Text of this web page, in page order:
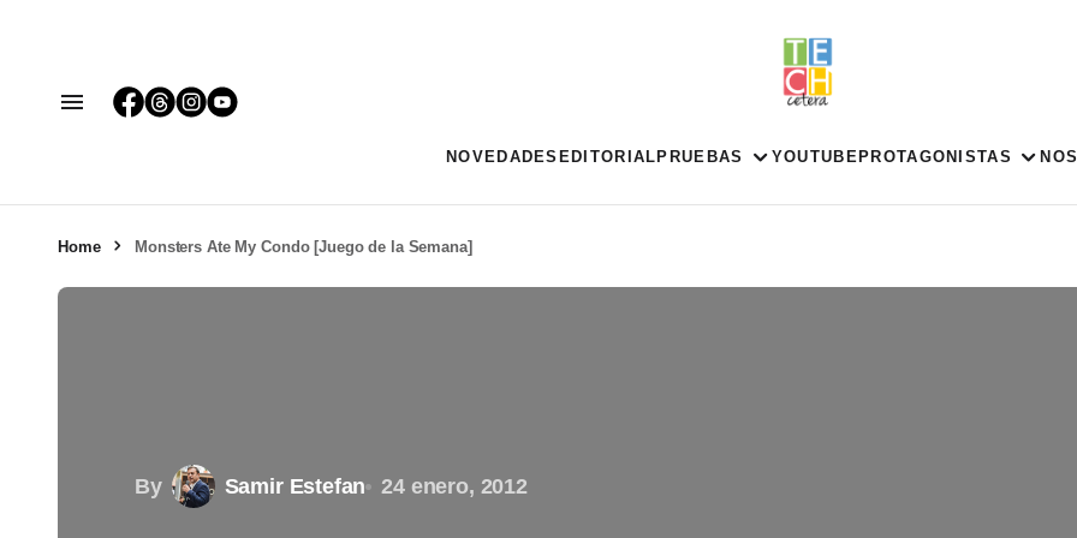
NOVEDADES EDITORIAL PRUEBAS YOUTUBE PROTAGONISTAS
Home Monsters Ate My Condo [Juego de la Semana]
By Samir Estefan 24 enero, 2012